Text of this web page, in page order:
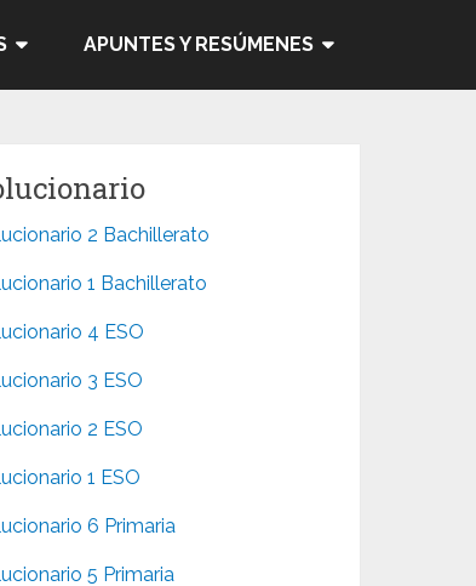
APUNTES Y RESÚMENES
2 Bachillerato
1 Bachillerato
4 ESO
3 ESO
2 ESO
1 ESO
6 Primaria
5 Primaria